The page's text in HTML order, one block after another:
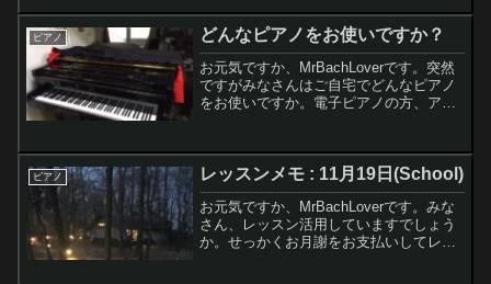
てくるんだって。わたくしそだねー。だ
からリンパの流...
ピアノ どんなピアノをお使いですか？
お元気ですか、MrBachLoverです。突然
ですがみなさんはご自宅でどんなピアノ
をお使いですか。電子ピアノの方、アッ
ワイとか、色々ありますよね。さて今回
はそんなçのお...
ピアノ レッスンメモ : 11月19日(School)
お元気ですか、MrBachLoverです。みな
さん、レッスン活用していますでしょう
か。せっかくお月謝をお支払いしてレッ